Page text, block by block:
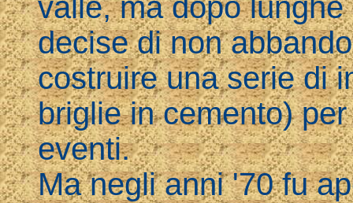
valle, ma dopo
decise di non
costruire una serie di
briglie in cemento)
eventi.
Ma negli anni '70 fu